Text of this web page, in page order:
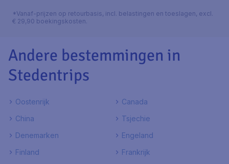
*Vanaf-prijzen op retourbasis, incl. belastingen en toeslagen, excl.
€ 29,90 boekingskosten.
Andere bestemmingen in
Stedentrips
Oostenrijk
Canada
China
Tsjechie
Denemarken
Engeland
Finland
Frankrijk